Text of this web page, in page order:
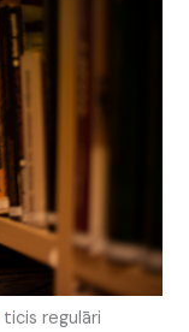
ticis regulāri